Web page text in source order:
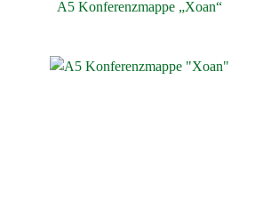
A5 Konferenzmappe „Xoan“